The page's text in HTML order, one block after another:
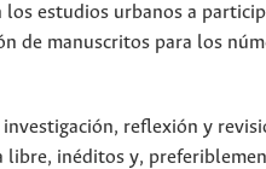
los estudios urbanos a
de manuscritos para los
reflexión y
libre, inéditos y,